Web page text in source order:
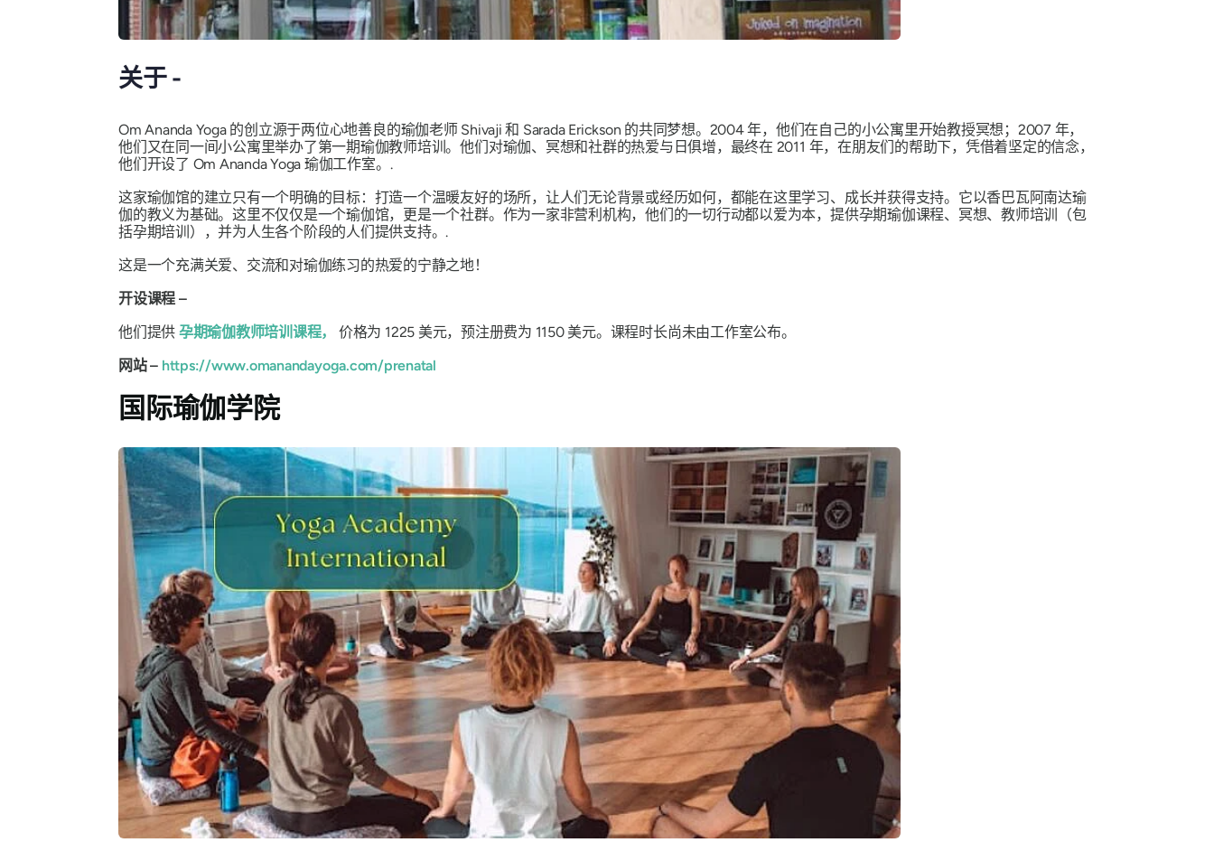
关于 -
Om Ananda Yoga 的创立源于两位心地善良的瑜伽老师 Shivaji 和 Sarada Erickson 的共同梦想。2004 年，他们在自己的小公寓里开始教授冥想；2007 年，
他们又在同一间小公寓里举办了第一期瑜伽教师培训。他们对瑜伽、冥想和社群的热爱与日俱增，最终在 2011 年，在朋友们的帮助下，凭借着坚定的信念，
他们开设了 Om Ananda Yoga 瑜伽工作室。.
这家瑜伽馆的建立只有一个明确的目标：打造一个温暖友好的场所，让人们无论背景或经历如何，都能在这里学习、成长并获得支持。它以香巴瓦阿南达瑜
伽的教义为基础。这里不仅仅是一个瑜伽馆，更是一个社群。作为一家非营利机构，他们的一切行动都以爱为本，提供孕期瑜伽课程、冥想、教师培训（包
括孕期培训），并为人生各个阶段的人们提供支持。.
这是一个充满关爱、交流和对瑜伽练习的热爱的宁静之地！
开设课程 –
他们提供 孕期瑜伽教师培训课程，
价格为 1225 美元，预注册费为 1150 美元。课程时长尚未由工作室公布。
网站 – https://www.omanandayoga.com/prenatal
国际瑜伽学院